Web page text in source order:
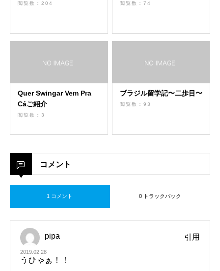
閲覧数：204 閲覧数：74
Quer Swingar Vem Pra
Cáご紹介
閲覧数：3
ブラジル留学記〜二歩目〜
閲覧数：93
コメント
1 コメント 0 トラックバック
pipa
2019.02.28
引用
うひゃぁ！！